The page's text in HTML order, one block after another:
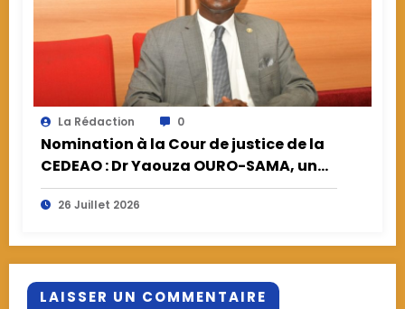
La Rédaction 0
Nomination à la Cour de justice de la
CEDEAO : Dr Yaouza OURO-SAMA, un
juriste togolais au sommet de la
justice communautaire
26 Juillet 2026
LAISSER UN COMMENTAIRE